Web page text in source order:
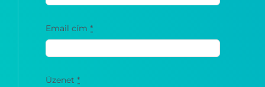
Email cím